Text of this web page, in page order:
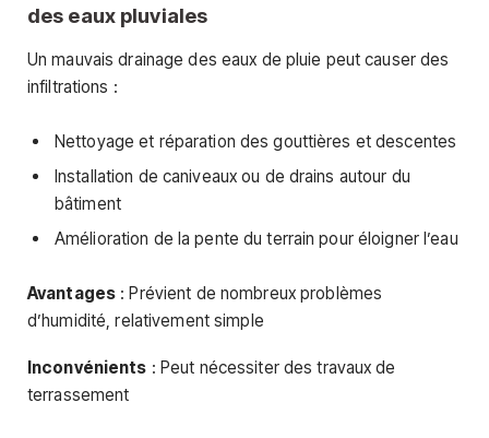
des eaux pluviales
Un mauvais drainage des eaux de pluie peut causer des
infiltrations :
Nettoyage et réparation des gouttières et descentes
Installation de caniveaux ou de drains autour du
bâtiment
Amélioration de la pente du terrain pour éloigner l’eau
Avantages : Prévient de nombreux problèmes
d’humidité, relativement simple
Inconvénients : Peut nécessiter des travaux de
terrassement